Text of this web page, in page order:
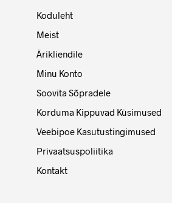
Koduleht
Meist
Ärikliendile
Minu Konto
Soovita Sõpradele
Korduma Kippuvad Küsimused
Veebipoe Kasutustingimused
Privaatsuspoliitika
Kontakt